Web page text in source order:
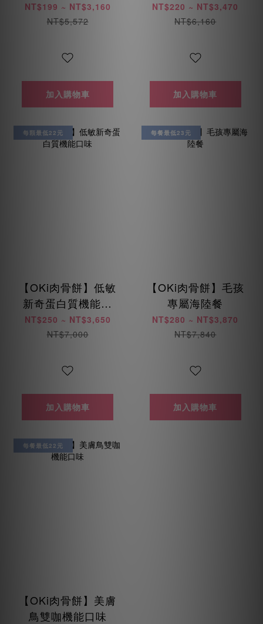
NT$199 ~ NT$3,160
NT$5,572
加入購物車
NT$220 ~ NT$3,470
NT$6,160
加入購物車
每顆最低22元
【OKi肉骨餅】低敏
新奇蛋白質機能口
味
NT$250 ~ NT$3,650
NT$7,000
加入購物車
每餐最低23元
【OKi肉骨餅】毛孩
專屬海陸餐
NT$280 ~ NT$3,870
NT$7,840
加入購物車
每餐最低22元
【OKi肉骨餅】美膚
鳥雙咖機能口味